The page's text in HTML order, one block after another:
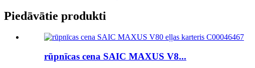
Piedāvātie produkti
rūpnīcas cena SAIC MAXUS V8...